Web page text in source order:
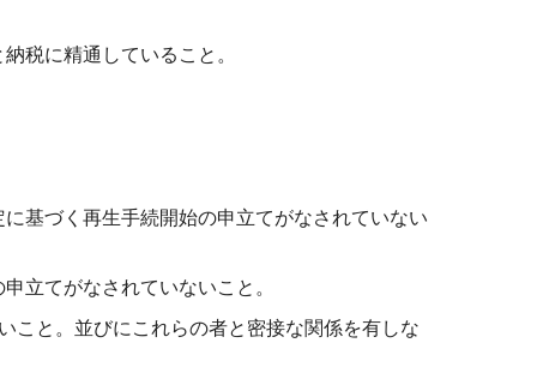
税に精通していること。
基づく再生手続開始の申立てがなされていない
立てがなされていないこと。
こと。並びにこれらの者と密接な関係を有しな